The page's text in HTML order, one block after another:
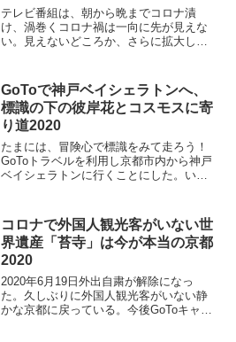
テレビ番組は、朝から晩までコロナ漬
け、渦巻くコロナ禍は一向に先が見えな
い。見えないどころか、さらに拡大して
密は全く無かった。定年後の自粛生活も
はや5年目を迎え、よ...
GoToで神戸ベイシェラトンへ、
標識の下の彼岸花とコスモスに寄
り道2020
たまには、冒険心で標識をみて走ろう！
GoToトラベルを利用し京都市内から神戸
ベイシェラトンに行くことにした。いつ
的地の入力設定が面倒なことに気付き、
入力を諦め天気もいい...
コロナで外国人観光客がいない世
界遺産「苔寺」は今が本当の京都
2020
2020年6月19日外出自粛が解除になっ
た。久しぶりに外国人観光客がいない静
かな京都に戻っている。今後GoToキャン